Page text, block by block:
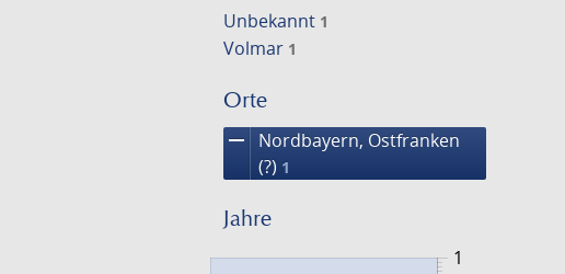
Unbekannt 1
Volmar 1
Orte
remove
Nordbayern, Ostfranken
(?) 1
Jahre
1